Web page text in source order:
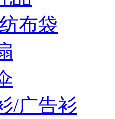
布袋
/广告衫